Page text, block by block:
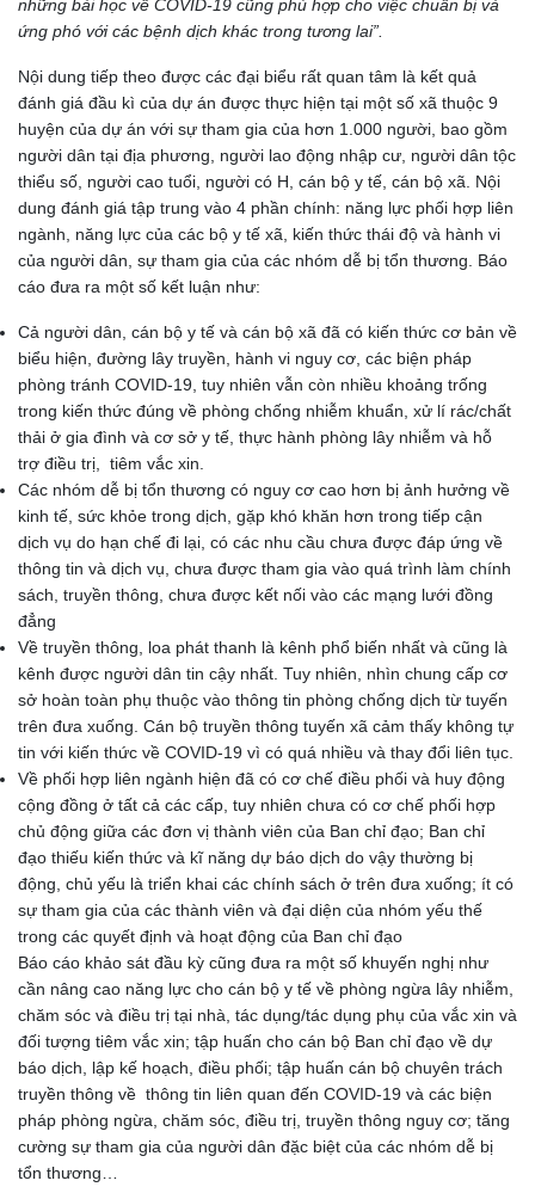
những bài học về COVID-19 cũng phù hợp cho việc chuẩn bị và
ứng phó với các bệnh dịch khác trong tương lai”.
Nội dung tiếp theo được các đại biểu rất quan tâm là kết quả
đánh giá đầu kì của dự án được thực hiện tại một số xã thuộc 9
huyện của dự án với sự tham gia của hơn 1.000 người, bao gồm
người dân tại địa phương, người lao động nhập cư, người dân tộc
thiểu số, người cao tuổi, người có H, cán bộ y tế, cán bộ xã. Nội
dung đánh giá tập trung vào 4 phần chính: năng lực phối hợp liên
ngành, năng lực của các bộ y tế xã, kiến thức thái độ và hành vi
của người dân, sự tham gia của các nhóm dễ bị tổn thương. Báo
cáo đưa ra một số kết luận như:
Cả người dân, cán bộ y tế và cán bộ xã đã có kiến thức cơ bản về
biểu hiện, đường lây truyền, hành vi nguy cơ, các biện pháp
phòng tránh COVID-19, tuy nhiên vẫn còn nhiều khoảng trống
trong kiến thức đúng về phòng chống nhiễm khuẩn, xử lí rác/chất
thải ở gia đình và cơ sở y tế, thực hành phòng lây nhiễm và hỗ
trợ điều trị, tiêm vắc xin.
Các nhóm dễ bị tổn thương có nguy cơ cao hơn bị ảnh hưởng về
kinh tế, sức khỏe trong dịch, gặp khó khăn hơn trong tiếp cận
dịch vụ do hạn chế đi lại, có các nhu cầu chưa được đáp ứng về
thông tin và dịch vụ, chưa được tham gia vào quá trình làm chính
sách, truyền thông, chưa được kết nối vào các mạng lưới đồng
đẳng
Về truyền thông, loa phát thanh là kênh phổ biến nhất và cũng là
kênh được người dân tin cậy nhất. Tuy nhiên, nhìn chung cấp cơ
sở hoàn toàn phụ thuộc vào thông tin phòng chống dịch từ tuyến
trên đưa xuống. Cán bộ truyền thông tuyến xã cảm thấy không tự
tin với kiến thức về COVID-19 vì có quá nhiều và thay đổi liên tục.
Về phối hợp liên ngành hiện đã có cơ chế điều phối và huy động
cộng đồng ở tất cả các cấp, tuy nhiên chưa có cơ chế phối hợp
chủ động giữa các đơn vị thành viên của Ban chỉ đạo; Ban chỉ
đạo thiếu kiến thức và kĩ năng dự báo dịch do vậy thường bị
động, chủ yếu là triển khai các chính sách ở trên đưa xuống; ít có
sự tham gia của các thành viên và đại diện của nhóm yếu thế
trong các quyết định và hoạt động của Ban chỉ đạo
Báo cáo khảo sát đầu kỳ cũng đưa ra một số khuyến nghị như
cần nâng cao năng lực cho cán bộ y tế về phòng ngừa lây nhiễm,
chăm sóc và điều trị tại nhà, tác dụng/tác dụng phụ của vắc xin và
đối tượng tiêm vắc xin; tập huấn cho cán bộ Ban chỉ đạo về dự
báo dịch, lập kế hoạch, điều phối; tập huấn cán bộ chuyên trách
truyền thông về thông tin liên quan đến COVID-19 và các biện
pháp phòng ngừa, chăm sóc, điều trị, truyền thông nguy cơ; tăng
cường sự tham gia của người dân đặc biệt của các nhóm dễ bị
tổn thương…